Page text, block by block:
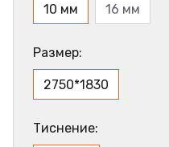
10 мм 16 мм
Размер:
2750*1830
Тиснение: